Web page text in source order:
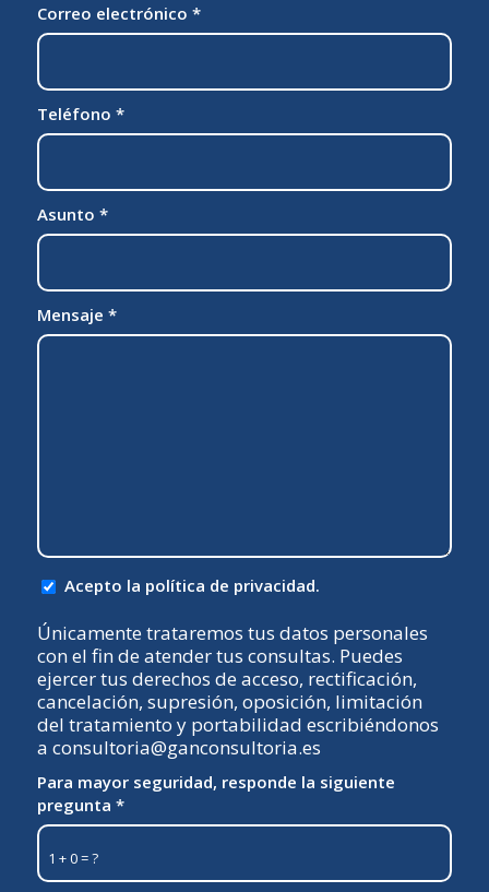
Correo electrónico *
Teléfono *
Asunto *
Mensaje *
Acepto la política de privacidad.
Únicamente trataremos tus datos personales
con el fin de atender tus consultas. Puedes
ejercer tus derechos de acceso, rectificación,
cancelación, supresión, oposición, limitación
del tratamiento y portabilidad escribiéndonos
a consultoria@ganconsultoria.es
1 + 0 = ?
Para mayor seguridad, responde la siguiente
pregunta *